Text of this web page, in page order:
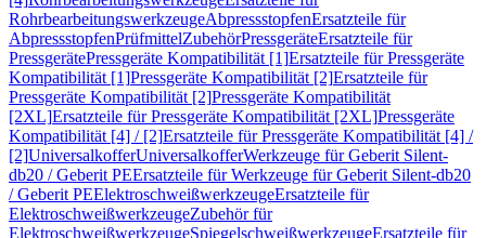
RohrbearbeitungswerkzeugeAbpressstopfenErsatzteile für
AbpressstopfenPrüfmittelZubehörPressgeräteErsatzteile für
PressgerätePressgeräte Kompatibilität [1]Ersatzteile für Pressgeräte
Kompatibilität [1]Pressgeräte Kompatibilität [2]Ersatzteile für
Pressgeräte Kompatibilität [2]Pressgeräte Kompatibilität
[2XL]Ersatzteile für Pressgeräte Kompatibilität [2XL]Pressgeräte
Kompatibilität [4] / [2]Ersatzteile für Pressgeräte Kompatibilität [4] /
[2]UniversalkofferUniversalkofferWerkzeuge für Geberit Silent-
db20 / Geberit PEErsatzteile für Werkzeuge für Geberit Silent-db20
/ Geberit PEElektroschweißwerkzeugeErsatzteile für
ElektroschweißwerkzeugeZubehör für
ElektroschweißwerkzeugeSpiegelschweißwerkzeugeErsatzteile für